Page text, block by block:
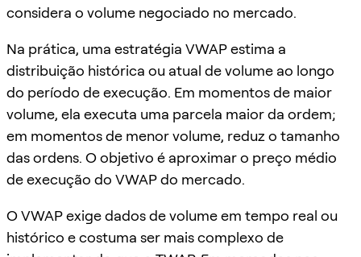
considera o volume negociado no mercado.
Na prática, uma estratégia VWAP estima a
distribuição histórica ou atual de volume ao longo
do período de execução. Em momentos de maior
volume, ela executa uma parcela maior da ordem;
em momentos de menor volume, reduz o tamanho
das ordens. O objetivo é aproximar o preço médio
de execução do VWAP do mercado.
O VWAP exige dados de volume em tempo real ou
histórico e costuma ser mais complexo de